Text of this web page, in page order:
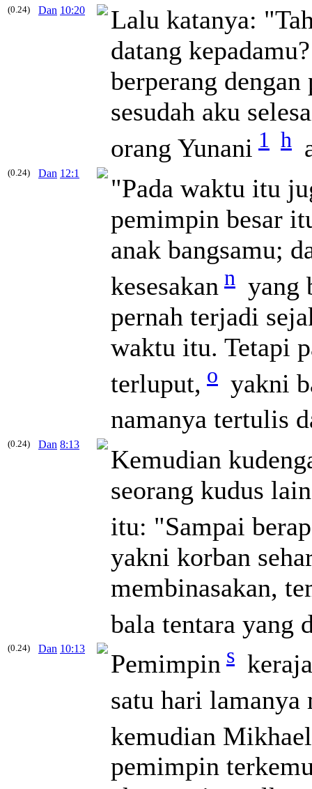
(0.24) Dan 10:20
Lalu katanya:
datang
berperang
sesudah aku
orang Yunani 1 h
(0.24) Dan 12:1
"Pada waktu itu
pemimpin besar
anak bangsamu;
kesesakan n yang
pernah terjadi
waktu itu. Tetapi
terluput, o yakni
namanya tertulis
(0.24) Dan 8:13
Kemudian
seorang kudus
itu: "Sampai
yakni korban
membinasakan,
bala tentara yang
(0.24) Dan 10:13
Pemimpin s
satu hari lamanya
kemudian
pemimpin